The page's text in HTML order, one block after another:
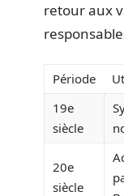
retour aux
Période
19e
siècle
20e
siècle